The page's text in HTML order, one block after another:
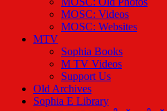
MOSC: Videos
MOSC: Websites
MTV
Sophia Books
M TV Videos
Support Us
Old Archives
Sophia E Library